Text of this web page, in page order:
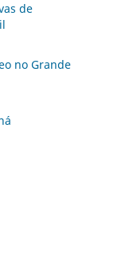
de
no Grande